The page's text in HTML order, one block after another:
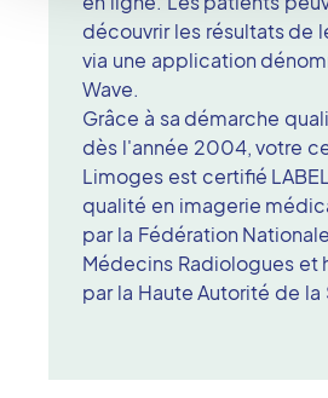
découvrir les résultats de
via une application
Wave.
Grâce à sa démarche
dès l'année 2004, votre
Limoges est certifié
qualité en imagerie
par la Fédération
Médecins Radiologues et
par la Haute Autorité de la